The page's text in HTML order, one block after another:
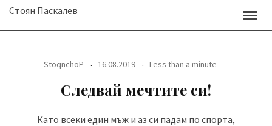
SkipСтоян Паскалев
StoqnchoP 16.08.2019 Less than a minute
Следвай мечтите си!
Като всеки един мъж и аз си падам по спорта,